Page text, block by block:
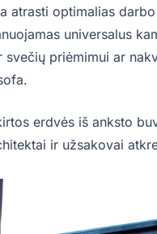
atrasti optimalias
universalus
priėmimui ar
erdvės iš anksto
ir užsakovai